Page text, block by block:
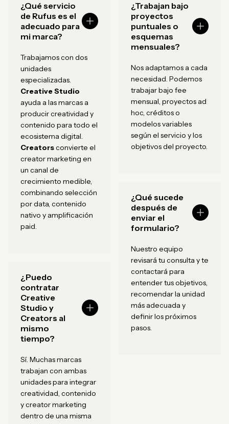
¿Qué servicio
de Rufus es el
adecuado para
mi marca?
Trabajamos con dos
unidades
especializadas.
Creative Studio
ayuda a las marcas a
producir creatividad y
contenido para todo el
ecosistema digital.
Creatorsconvierte el
creator marketing en
un canal de
crecimiento medible,
combinando selección
por data, contenido
nativo y amplificación
paid.
¿Puedo
contratar
Creative
Studio y
Creators al
mismo
tiempo?
Sí. Muchas marcas
trabajan con ambas
unidades para integrar
creatividad, contenido
y creator marketing
dentro de una misma
¿Trabajan bajo
proyectos
puntuales o
esquemas
mensuales?
Nos adaptamos a cada
necesidad. Podemos
trabajar bajo fee
mensual, proyectos ad
hoc, créditos o
modelos variables
según el servicio y los
objetivos del proyecto.
¿Qué sucede
después de
enviar el
formulario?
Nuestro equipo
revisará tu consulta y te
contactará para
entender tus objetivos,
recomendar la unidad
más adecuada y
definir los próximos
pasos.